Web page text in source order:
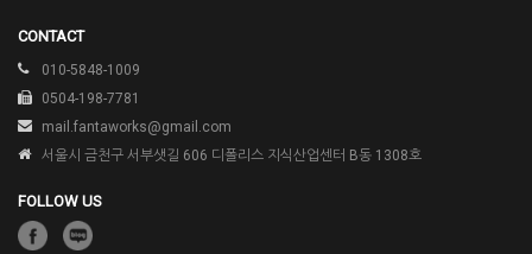
CONTACT
010-5848-1009
0504-198-7781
mail.fantaworks@gmail.com
서울시 금천구 서부샛길 606 디폴리스 지식산업센터 B동 1308호
FOLLOW US